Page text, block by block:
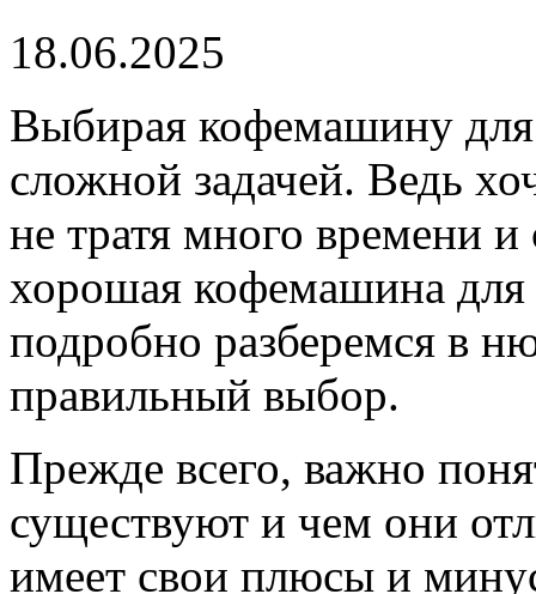
18.06.2025
Выбирая кофемашину для
сложной задачей. Ведь
не тратя много времени
хорошая кофемашина для
подробно разберемся в
правильный выбор.
Прежде всего, важно
существуют и чем они
имеет свои плюсы и